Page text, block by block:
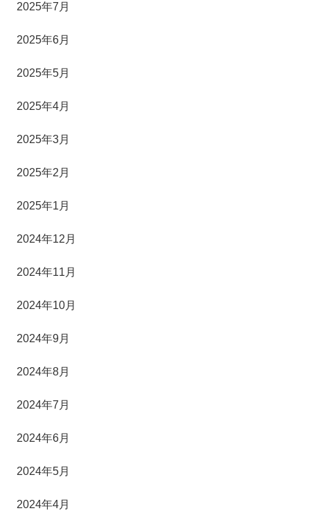
2025年7月
2025年6月
2025年5月
2025年4月
2025年3月
2025年2月
2025年1月
2024年12月
2024年11月
2024年10月
2024年9月
2024年8月
2024年7月
2024年6月
2024年5月
2024年4月